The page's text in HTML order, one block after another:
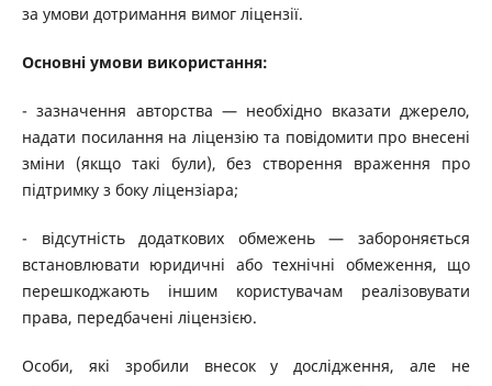
за умови дотримання вимог ліцензії.
Основні умови використання:
- зазначення авторства — необхідно вказати джерело,
надати посилання на ліцензію та повідомити про внесені
зміни (якщо такі були), без створення враження про
підтримку з боку ліцензіара;
- відсутність додаткових обмежень — забороняється
встановлювати юридичні або технічні обмеження, що
перешкоджають іншим користувачам реалізовувати
права, передбачені ліцензією.
Особи, які зробили внесок у дослідження, але не